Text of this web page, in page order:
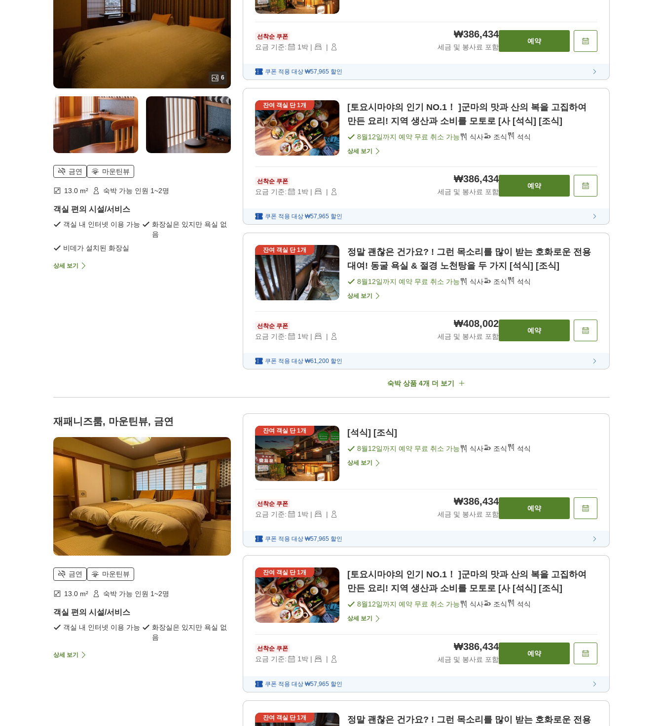
6
금연 마운틴뷰
13.0 m² 숙박 가능 인원 1~2명
객실 편의 시설/서비스
객실 내 인터넷 이용 가능
화장실은 있지만 욕실 없
음
비데가 설치된 화장실
상세 보기
선착순 쿠폰
요금 기준: 1박 | |
₩386,434
세금 및 봉사료 포함
예약
쿠폰 적용 대상 ₩57,965 할인
잔여 객실 단1개
[토요시마야의 인기 NO.1！ ]군마의 맛과 산의 복을 고집하여
만든 요리! 지역 생산과 소비를 모토로 [사 [석식] [조식]
8월12일까지 예약 무료 취소 가능 식사 조식 석식
상세 보기
선착순 쿠폰
요금 기준: 1박 | |
₩386,434
세금 및 봉사료 포함
예약
쿠폰 적용 대상 ₩57,965 할인
잔여 객실 단1개
정말 괜찮은 건가요? ! 그런 목소리를 많이 받는 호화로운 전용
대여! 동굴 욕실 & 절경 노천탕을 두 가지 [석식] [조식]
8월12일까지 예약 무료 취소 가능 식사 조식 석식
상세 보기
선착순 쿠폰
요금 기준: 1박 | |
₩408,002
세금 및 봉사료 포함
예약
쿠폰 적용 대상 ₩61,200 할인
숙박 상품 4개 더 보기
재패니즈룸, 마운틴뷰, 금연
금연 마운틴뷰
13.0 m² 숙박 가능 인원 1~2명
객실 편의 시설/서비스
객실 내 인터넷 이용 가능
화장실은 있지만 욕실 없
음
상세 보기
잔여 객실 단1개 [석식] [조식]
8월12일까지 예약 무료 취소 가능 식사 조식 석식
상세 보기
선착순 쿠폰
요금 기준: 1박 | |
₩386,434
세금 및 봉사료 포함
예약
쿠폰 적용 대상 ₩57,965 할인
잔여 객실 단1개
[토요시마야의 인기 NO.1！ ]군마의 맛과 산의 복을 고집하여
만든 요리! 지역 생산과 소비를 모토로 [사 [석식] [조식]
8월12일까지 예약 무료 취소 가능 식사 조식 석식
상세 보기
선착순 쿠폰
요금 기준: 1박 | |
₩386,434
세금 및 봉사료 포함
예약
쿠폰 적용 대상 ₩57,965 할인
잔여 객실 단1개 정말 괜찮은 건가요? ! 그런 목소리를 많이 받는 호화로운 전용